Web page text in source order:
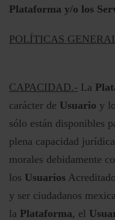
Plataforma y/o los
POLÍTICAS
CAPACIDAD.- La
carácter de Usuario y
sólo están disponibles
plena capacidad
morales debidamente
los Usuarios
y ser ciudadanos
la Plataforma, el